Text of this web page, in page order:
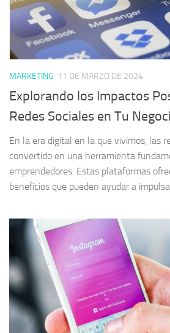
MARKETING 11 DE MARZO DE 2024
Explorando los Impactos
Redes Sociales en Tu
En la era digital en la que vivimos, las
convertido en una herramienta
emprendedores. Estas plataformas
beneficios que pueden ayudar a